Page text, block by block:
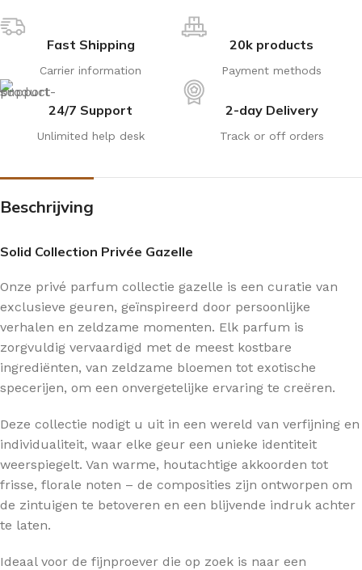
Fast Shipping
Carrier information
20k products
Payment methods
24/7 Support
Unlimited help desk
2-day Delivery
Track or off orders
Beschrijving
Solid Collection Privée Gazelle
Onze privé parfum collectie gazelle is een curatie van
exclusieve geuren, geïnspireerd door persoonlijke
verhalen en zeldzame momenten. Elk parfum is
zorgvuldig vervaardigd met de meest kostbare
ingrediënten, van zeldzame bloemen tot exotische
specerijen, om een onvergetelijke ervaring te creëren.
Deze collectie nodigt u uit in een wereld van verfijning en
individualiteit, waar elke geur een unieke identiteit
weerspiegelt. Van warme, houtachtige akkoorden tot
frisse, florale noten – de composities zijn ontworpen om
de zintuigen te betoveren en een blijvende indruk achter
te laten.
Ideaal voor de fijnproever die op zoek is naar een